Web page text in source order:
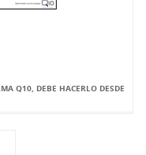
Q10, DEBE HACERLO DESDE